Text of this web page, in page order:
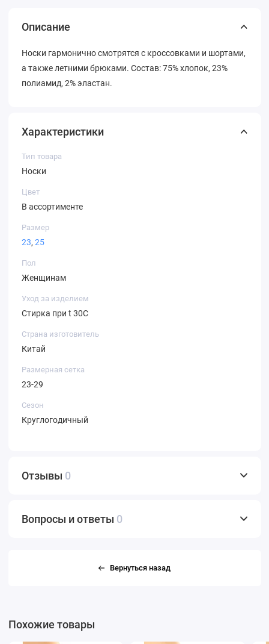
Описание
Носки гармонично смотрятся с кроссовками и шортами,
а также летними брюками. Состав: 75% хлопок, 23%
полиамид, 2% эластан.
Характеристики
Тип товара
Носки
Цвет
В ассортименте
Размер
23, 25
Пол
Женщинам
Уход за изделием
Стирка при t 30С
Страна изготовитель
Китай
Размерная сетка
23-29
Сезон
Круглогодичный
Отзывы 0
Вопросы и ответы 0
Вернуться назад
Похожие товары